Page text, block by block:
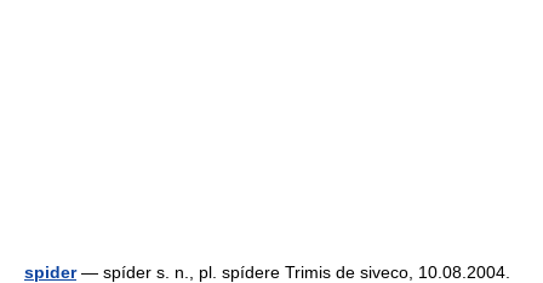
spider— spíder s. n., pl. spídere Trimis de siveco, 10.08.2004.